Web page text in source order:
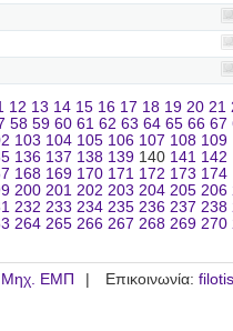
12 13 14 15 16 17 18 19 20 21
58 59 60 61 62 63 64 65 66 67
103 104 105 106 107 108 109
136 137 138 139 140 141 142
168 169 170 171 172 173 174
200 201 202 203 204 205 206
232 233 234 235 236 237 238
264 265 266 267 268 269 270
Μηχ. ΕΜΠ Επικοινωνία: